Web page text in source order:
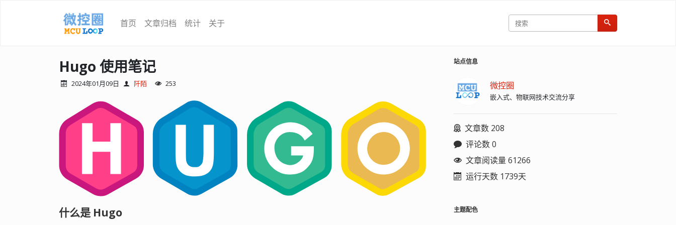
首页 文章归档 统计 关于
Hugo 使用笔记
2024年01月09日 阡陌 253
什么是 Hugo
站点信息
微控圈
嵌入式、物联网技术交流分享
文章数 208
评论数 0
文章阅读量 61266
运行天数 1739天
主题配色